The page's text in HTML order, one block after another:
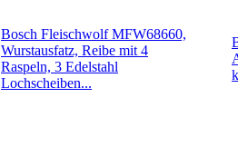
Bosch Fleischwolf MFW68660,
Wurstausfatz, Reibe mit 4
Raspeln, 3 Edelstahl
Lochscheiben...